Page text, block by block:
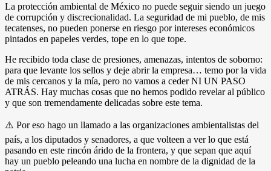
La protección ambiental de México no puede seguir siendo un juego
de corrupción y discrecionalidad. La seguridad de mi pueblo, de mis
tecatenses, no pueden ponerse en riesgo por intereses económicos
pintados en papeles verdes, tope en lo que tope.
He recibido toda clase de presiones, amenazas, intentos de soborno:
para que levante los sellos y deje abrir la empresa… temo por la vida
de mis cercanos y la mía, pero no vamos a ceder NI UN PASO
ATRÁS. Hay muchas cosas que no hemos podido revelar al público
y que son tremendamente delicadas sobre este tema.
⚠️ Por eso hago un llamado a las organizaciones ambientalistas del
país, a los diputados y senadores, a que volteen a ver lo que está
pasando en este rincón árido de la frontera, y que sepan que aquí
hay un pueblo peleando una lucha en nombre de la dignidad de la